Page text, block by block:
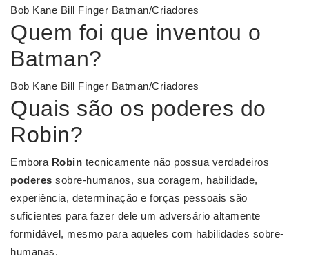
Bob Kane Bill Finger Batman/Criadores
Quem foi que inventou o
Batman?
Bob Kane Bill Finger Batman/Criadores
Quais são os poderes do
Robin?
Embora Robin tecnicamente não possua verdadeiros
poderes sobre-humanos, sua coragem, habilidade,
experiência, determinação e forças pessoais são
suficientes para fazer dele um adversário altamente
formidável, mesmo para aqueles com habilidades sobre-
humanas.